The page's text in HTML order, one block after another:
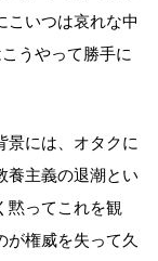
こいつは哀れな中
うやって勝手に
には、オタクに
養主義の退潮とい
黙ってこれを観
が権威を失って久